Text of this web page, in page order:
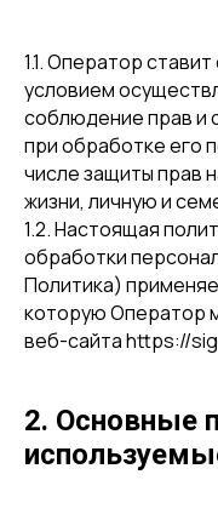
1.1. Оператор
условием
соблюдение прав и
при обработке его
числе защиты прав
жизни, личную и
1.2. Настоящая
обработки
Политика)
которую Оператор
веб-сайта https://
2. Основные